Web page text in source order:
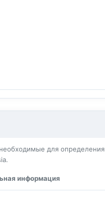
для определения
информация